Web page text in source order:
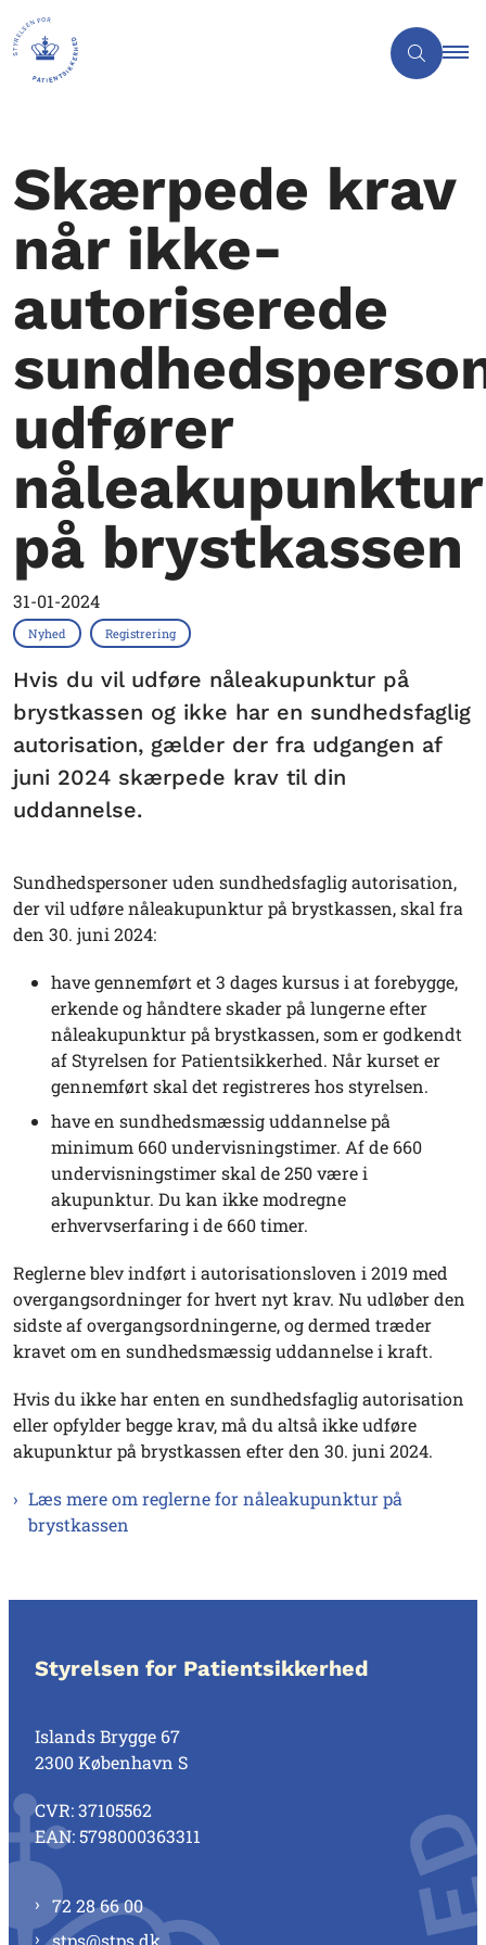
Skærpede krav
når ikke-
autoriserede
udfører
nåleakupunktur
på brystkassen
31-01-2024
Nyhed Registrering
Hvis du vil udføre nåleakupunktur på
brystkassen og ikke har en sundhedsfaglig
autorisation, gælder der fra udgangen af
juni 2024 skærpede krav til din
uddannelse.
Sundhedspersoner uden sundhedsfaglig autorisation,
der vil udføre nåleakupunktur på brystkassen, skal fra
den 30. juni 2024:
have gennemført et 3 dages kursus i at forebygge,
erkende og håndtere skader på lungerne efter
nåleakupunktur på brystkassen, som er godkendt
af Styrelsen for Patientsikkerhed. Når kurset er
gennemført skal det registreres hos styrelsen.
have en sundhedsmæssig uddannelse på
minimum 660 undervisningstimer. Af de 660
undervisningstimer skal de 250 være i
akupunktur. Du kan ikke modregne
erhvervserfaring i de 660 timer.
Reglerne blev indført i autorisationsloven i 2019 med
overgangsordninger for hvert nyt krav. Nu udløber den
sidste af overgangsordningerne, og dermed træder
kravet om en sundhedsmæssig uddannelse i kraft.
Hvis du ikke har enten en sundhedsfaglig autorisation
eller opfylder begge krav, må du altså ikke udføre
akupunktur på brystkassen efter den 30. juni 2024.
Læs mere om reglerne for nåleakupunktur på
brystkassen
Styrelsen for Patientsikkerhed
Islands Brygge 67
2300 København S
CVR: 37105562
EAN: 5798000363311
72 28 66 00
stps@stps.dk